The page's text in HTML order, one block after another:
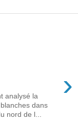
›
analysé la
dans
nord de l...